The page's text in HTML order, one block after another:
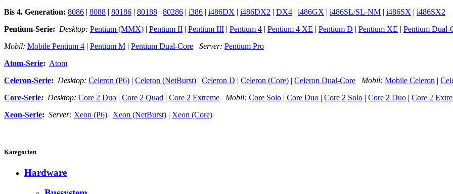
Bis 4. Generation: 8086 | 8088 | 80186 | 80188 | 80286 | i386 | i486DX | i486DX2 | DX4 | i486GX | i486SL/SL-NM | i486SX | i486SX2
Pentium-Serie: Desktop: Pentium (MMX) | Pentium II | Pentium III | Pentium 4 | Pentium 4 XE | Pentium D | Pentium XE | Pentium Dual-
Mobil: Mobile Pentium 4 | Pentium M | Pentium Dual-Core Server: Pentium Pro
Atom-Serie: Atom
Celeron-Serie: Desktop: Celeron (P6) | Celeron (NetBurst) | Celeron D | Celeron (Core) | Celeron Dual-Core Mobil: Mobile Celeron |
Core-Serie: Desktop: Core 2 Duo | Core 2 Quad | Core 2 Extreme Mobil: Core Solo | Core Duo | Core 2 Solo | Core 2 Duo | Core 2
Xeon-Serie: Server: Xeon (P6) | Xeon (NetBurst) | Xeon (Core)
Kategorien
Hardware